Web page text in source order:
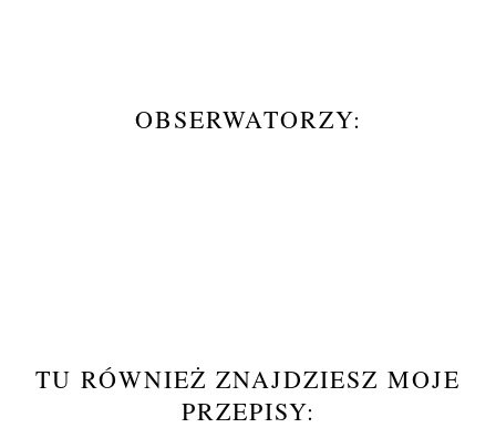
OBSERWATORZY:
TU RÓWNIEŻ ZNAJDZIESZ MOJE
PRZEPISY: